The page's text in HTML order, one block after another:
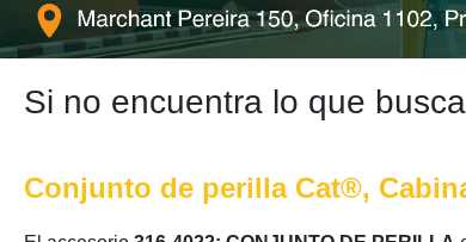
Si no encuentra lo que
Conjunto de perilla Cat®,